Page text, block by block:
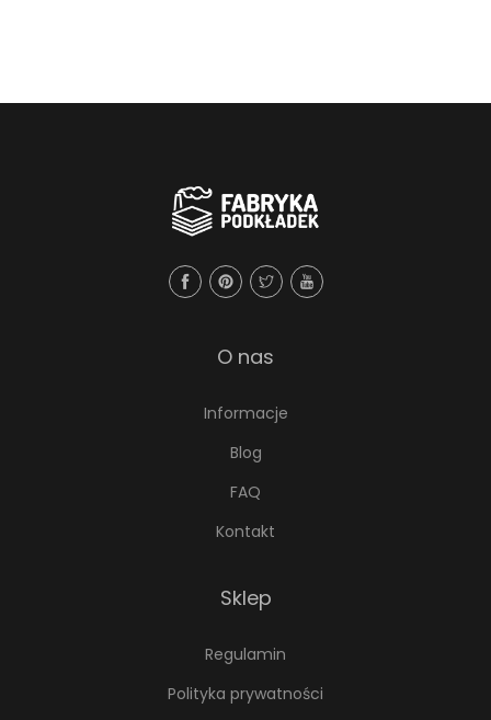
O nas
Informacje
Blog
FAQ
Kontakt
Sklep
Regulamin
Polityka prywatności